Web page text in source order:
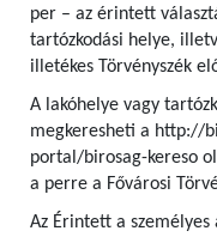
per – az érintett
tartózkodási helye,
illetékes Törvényszék
A lakóhelye vagy
megkeresheti a http://
portal/birosag-kereso
a perre a Fővárosi
Az Érintett a személyes